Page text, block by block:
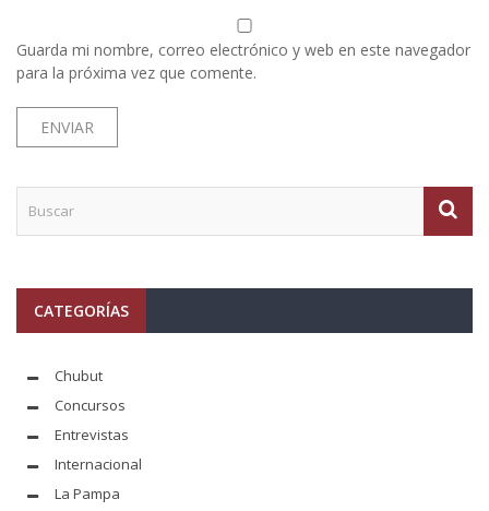
Guarda mi nombre, correo electrónico y web en este navegador
para la próxima vez que comente.
CATEGORÍAS
Chubut
Concursos
Entrevistas
Internacional
La Pampa